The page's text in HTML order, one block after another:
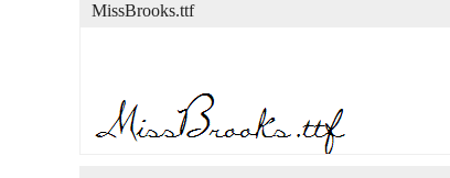
MissBrooks.ttf